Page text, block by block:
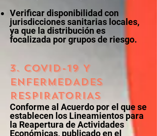
Verificar disponibilidad con
jurisdicciones sanitarias locales,
ya que la distribución es
focalizada por grupos de riesgo.
3. COVID-19 Y
ENFERMEDADES
RESPIRATORIAS
Conforme al Acuerdo por el que se
establecen los Lineamientos para
la Reapertura de Actividades
Económicas, publicado en el